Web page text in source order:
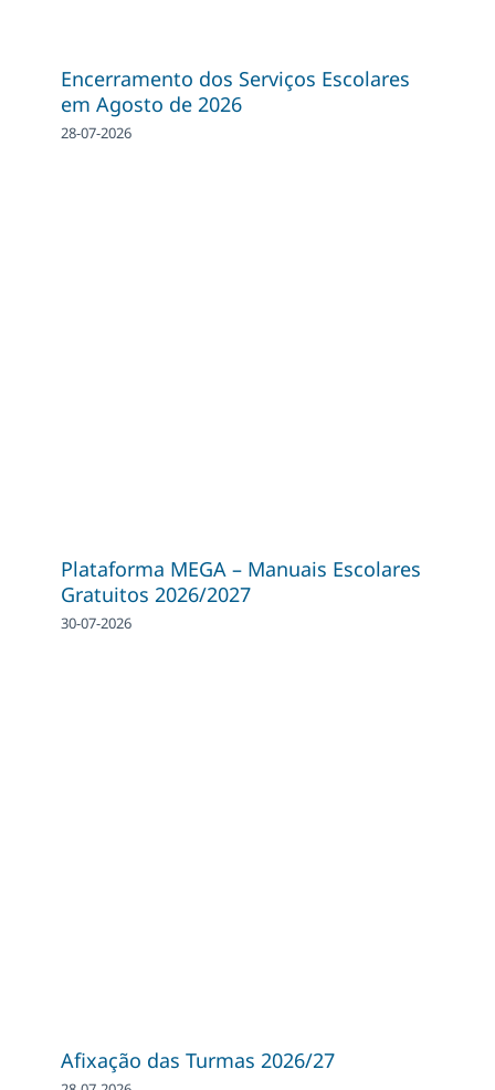
Encerramento dos Serviços Escolares
em Agosto de 2026
28-07-2026
Plataforma MEGA – Manuais Escolares
Gratuitos 2026/2027
30-07-2026
Afixação das Turmas 2026/27